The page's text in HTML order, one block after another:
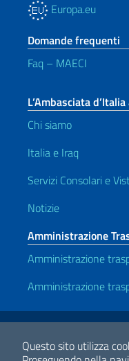
Questo sito utilizza
Europa.eu
Domande frequenti
Faq – MAECI
L’Ambasciata
Chi siamo
Italia e Iraq
Servizi Consolari e
Notizie
Amministrazione
Amministrazione
Amministrazione
Link Utili